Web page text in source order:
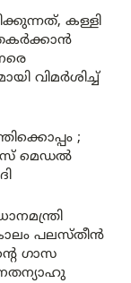
കള്ളി
വിമർശിച്ച്
;
മെഡൽ
പലസ്തീൻ
ഗാസ